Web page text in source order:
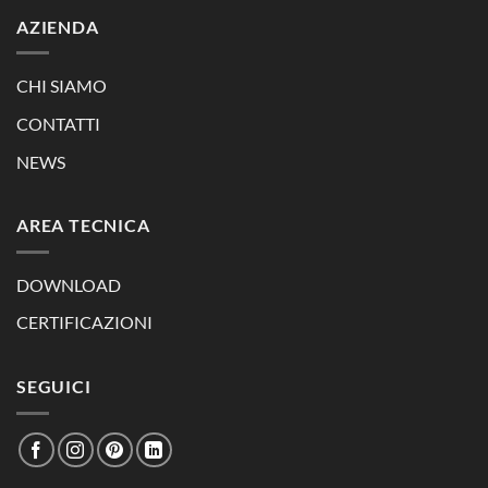
AZIENDA
CHI SIAMO
CONTATTI
NEWS
AREA TECNICA
DOWNLOAD
CERTIFICAZIONI
SEGUICI